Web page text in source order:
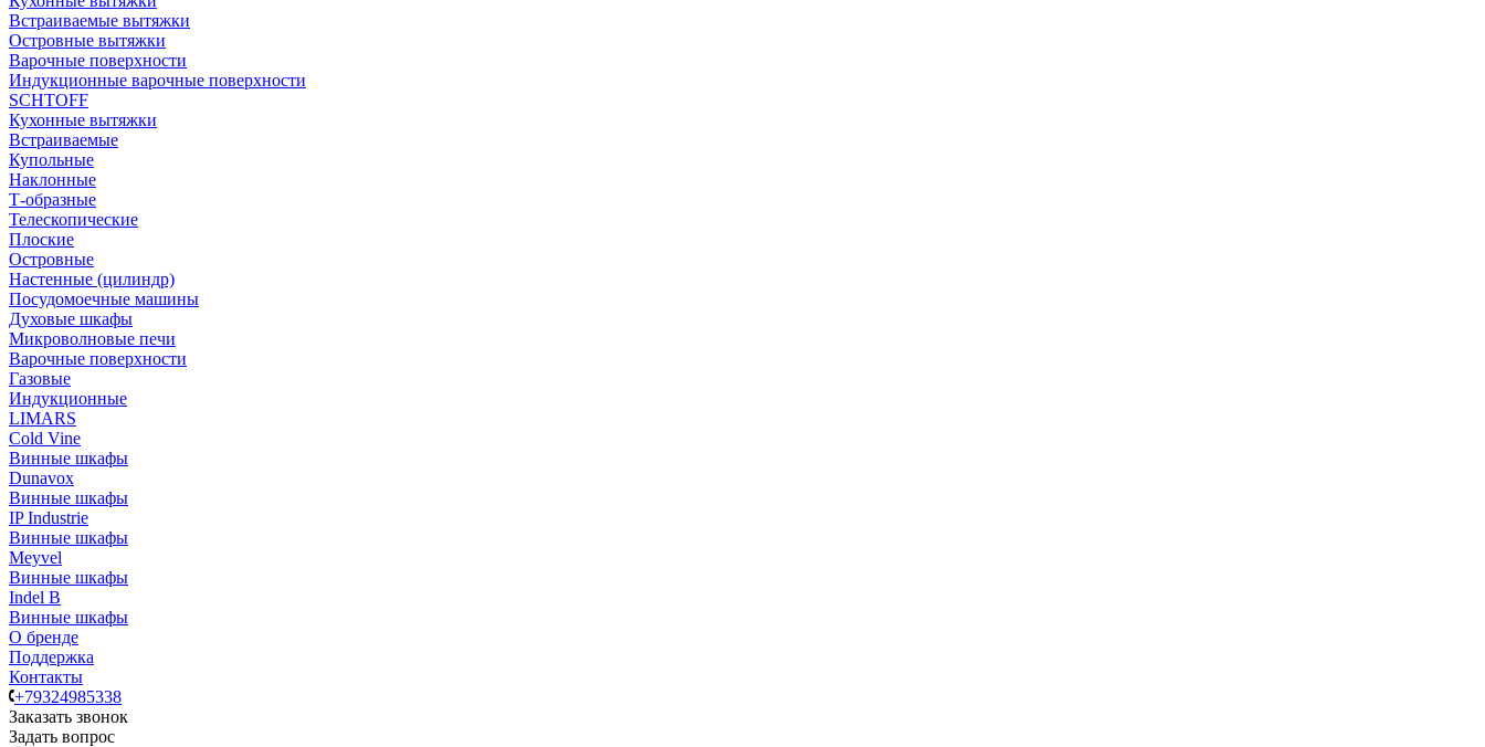
Встраиваемые вытяжки
Островные вытяжки
Варочные поверхности
Индукционные варочные поверхности
SCHTOFF
Кухонные вытяжки
Встраиваемые
Купольные
Наклонные
Т-образные
Телескопические
Плоские
Островные
Настенные (цилиндр)
Посудомоечные машины
Духовые шкафы
Микроволновые печи
Варочные поверхности
Газовые
Индукционные
LIMARS
Cold Vine
Винные шкафы
Dunavox
Винные шкафы
IP Industrie
Винные шкафы
Meyvel
Винные шкафы
Indel B
Винные шкафы
О бренде
Поддержка
Контакты
+79324985338
Заказать звонок
Задать вопрос